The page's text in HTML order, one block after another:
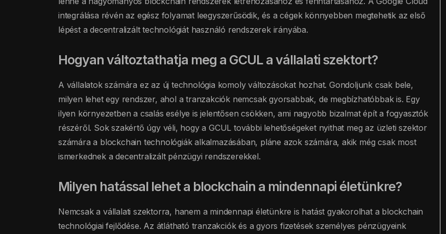
integrálása révén az egész folyamat leegyszerűsödik, és a cégek könnyebben megtehetik az első
lépést a decentralizált technológiát használó rendszerek irányába.
Hogyan változtathatja meg a GCUL a vállalati szektort?
A vállalatok számára ez az új technológia komoly változásokat hozhat. Gondoljunk csak bele,
milyen lehet egy rendszer, ahol a tranzakciók nemcsak gyorsabbak, de megbízhatóbbak is. Egy
ilyen környezetben a csalás esélye is jelentősen csökken, ami nagyobb bizalmat épít a fogyasztók
részéről. Sok szakértő úgy véli, hogy a GCUL további lehetőségeket nyithat meg az üzleti szektor
számára a blockchain technológiák alkalmazásában, pláne azok számára, akik még csak most
ismerkednek a decentralizált pénzügyi rendszerekkel.
Milyen hatással lehet a blockchain a mindennapi életünkre?
Nemcsak a vállalati szektorra, hanem a mindennapi életünkre is hatást gyakorolhat a blockchain
technológiai fejlődése. Az átlátható tranzakciók és a gyors fizetések személyes pénzügyeink